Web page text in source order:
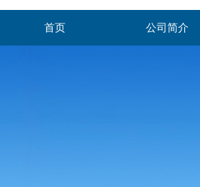
首页 公司简介